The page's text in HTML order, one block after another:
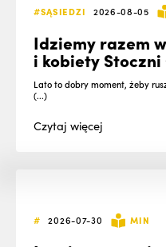
#SĄSIEDZI 2026-08-05
Idziemy razem
i kobiety
Lato to dobry moment, żeby
(...)
Czytajwięcej
# 2026-07-30 MIN